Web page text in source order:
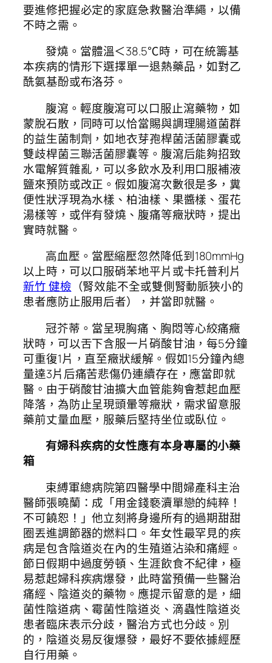
要進修把握必定的家庭急救醫治準繩，以備
不時之需。
發燒。當體溫＜38.5℃時，可在統籌基
本疾病的情形下選擇單一退熱藥品，如對乙
酰氨基酚或布洛芬。
腹瀉。輕度腹瀉可以口服止瀉藥物，如
蒙脫石散，同時可以恰當賜與調理腸道菌群
的益生菌制劑，如地衣芽孢桿菌活菌膠囊或
雙歧桿菌三聯活菌膠囊等。腹瀉后能夠招致
水電解質雜亂，可以多飲水及利用口服補液
鹽來預防或改正。假如腹瀉次數很是多，糞
便性狀浮現為水樣、柏油樣、果醬樣、蛋花
湯樣等，或伴有發燒、腹痛等癥狀時，提出
實時就醫。
高血壓。當壓縮壓忽然降低到180mmHg
以上時，可以口服硝苯地平片或卡托普利片
新竹 健檢 （腎效能不全或雙側腎動脈狹小的
患者應防止服用后者），并當即就醫。
冠芥蒂。當呈現胸痛、胸悶等心絞痛癥
狀時，可以舌下含服一片硝酸甘油，每5分鐘
可重復1片，直至癥狀緩解。假如15分鐘內總
量達3片后痛苦悲傷仍連續存在，應當即就
醫。由于硝酸甘油擴大血管能夠會惹起血壓
降落，為防止呈現頭暈等癥狀，需求留意服
藥前丈量血壓，服藥后堅持坐位或臥位。
有婦科疾病的女性應有本身專屬的小藥
箱
束縛軍總病院第四醫學中間婦產科主治
醫師張曉蘭：成「用金錢褻瀆單戀的純粹！
不可饒恕！」他立刻將身邊所有的過期甜甜
圈丟進調節器的燃料口。年女性最罕見的疾
病是包含陰道炎在內的生殖道沾染和痛經。
節日假期中過度勞頓、生涯飲食不紀律，極
易惹起婦科疾病爆發，此時當預備一些醫治
痛經、陰道炎的藥物。應提示留意的是，細
菌性陰道病、霉菌性陰道炎、滴蟲性陰道炎
患者臨床表示分歧，醫治方式也分歧。別
的，陰道炎易反復爆發，最好不要依據經歷
自行用藥。